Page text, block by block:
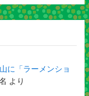
に「ラーメンショ
より